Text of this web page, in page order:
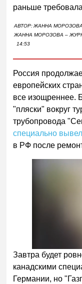
раньше
АВТОР:ЖАННА МОРОЗОВА
ЖАННА МОРОЗОВА –
14:53
Россия
европейских
все изощреннее.
"пляски" вокруг
трубопровода
специально
в РФ после
Завтра будет
канадскими
Германии, но